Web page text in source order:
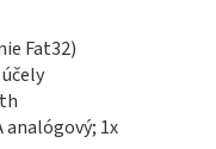
Fat32)
analógový; 1x